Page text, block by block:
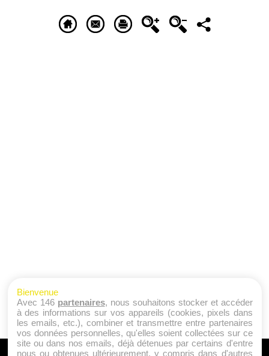
Bienvenue
Avec 146 partenaires, nous souhaitons stocker et accéder
à des informations sur vos appareils (cookies, pixels dans
les emails, etc.), combiner et transmettre entre partenaires
vos données personnelles, qu'elles soient collectées sur ce
site ou dans nos emails, déjà détenues par certains d'entre
nous ou obtenues ultérieurement, y compris dans d'autres